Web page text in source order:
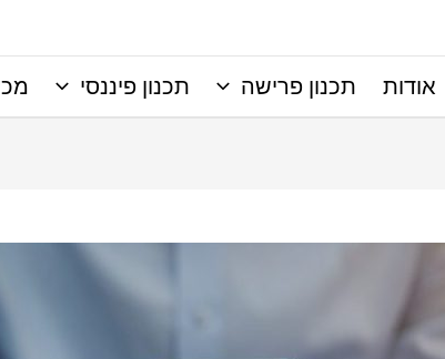
אודות תכנון פרישה תכנון פיננסי